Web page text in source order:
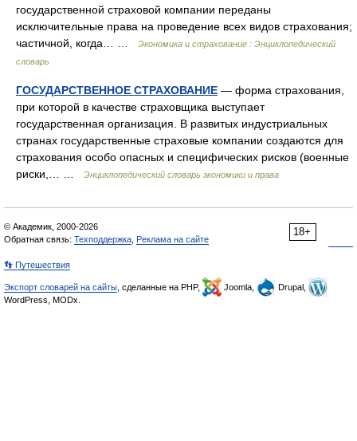
государственной страховой компании переданы
исключительные права на проведение всех видов страхования;
частичной, когда… …
Экономика и страхование : Энциклопедический
словарь
ГОСУДАРСТВЕННОЕ СТРАХОВАНИЕ — форма страхования,
при которой в качестве страховщика выступает
государственная организация. В развитых индустриальных
странах государственные страховые компании создаются для
страхования особо опасных и специфических рисков (военные
риски,… …
Энциклопедический словарь экономики и права
18+
© Академик, 2000-2026
Обратная связь: Техподдержка Реклама на сайте
👣 Путешествия
Экспорт словарей на сайты , сделанные на PHP, Joomla,
Drupal,
WordPress, MODx.